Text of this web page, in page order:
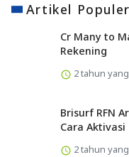
Artikel Populer
Cr Many to
Rekening
2 tahun
Brisurf RFN
Cara Aktivasi
2 tahun